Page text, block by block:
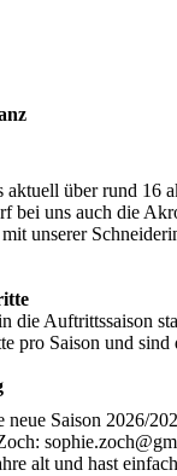
über rund 16
bei uns auch die
unserer
Auftrittssaison
pro Saison und
Saison 2026/
alt und hast